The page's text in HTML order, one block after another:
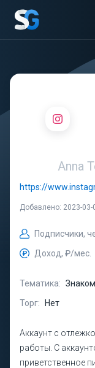
Anna
https://
Добавлено: 2023-03-
Подписчики,
Доход, ₽/мес.
Тематика:
Торг:
Нет
Аккаунт с
работы. С
приветственное